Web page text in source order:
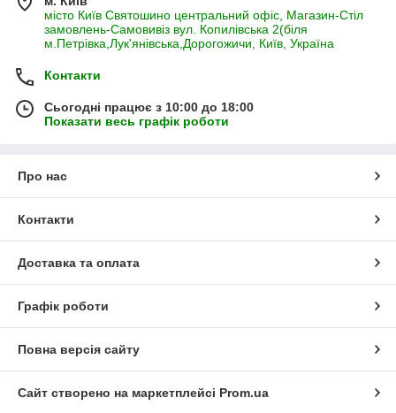
місто Київ Святошино центральний офіс, Магазин-Стіл
замовлень-Самовивіз вул. Копилівська 2(біля
м.Петрівка,Лук'янівська,Дорогожичи, Київ, Україна
Контакти
Сьогодні працює з 10:00 до 18:00
Показати весь графік роботи
Про нас
Контакти
Доставка та оплата
Графік роботи
Повна версія сайту
Сайт створено на маркетплейсі Prom.ua